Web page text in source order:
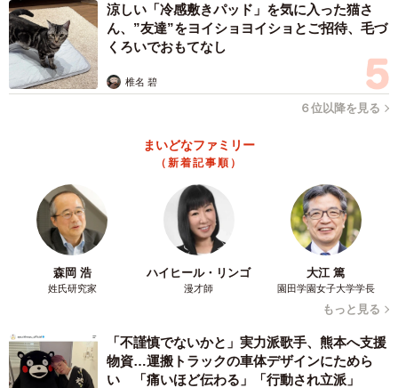
4/5
涼しい「冷感敷きパッド」を気に入った猫さ
ん、”友達”をヨイショヨイショとご招待、毛づ
くろいでおもてなし
椎名 碧
６位以降を見る
まいどなファミリー
（新着記事順）
森岡 浩
姓氏研究家
ハイヒール・リンゴ
漫才師
大江 篤
園田学園女子大学学長
もっと見る
「不謹慎でないかと」実力派歌手、熊本へ支援
物資…運搬トラックの車体デザインにためら
い 「痛いほど伝わる」「行動され立派」